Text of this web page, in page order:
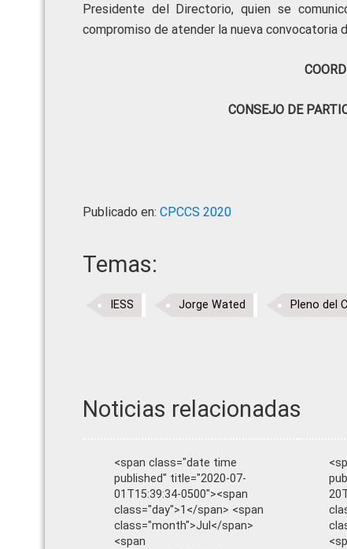
Presidente del Directorio, quien se
compromiso de atender la nueva convocatoria
CONSEJO DE
Publicado en: CPCCS 2020
Temas:
IESS Jorge Wated Pleno del
Noticias relacionadas
<span class="date time
published" title="2020-07-
01T15:39:34-0500"><span
class="day">1</span> <span
class="month">Jul</span>
<span